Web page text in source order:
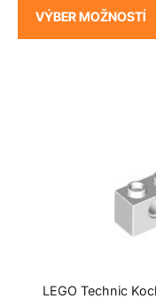
VÝBER MOŽNOSTÍ
LEGO Technic